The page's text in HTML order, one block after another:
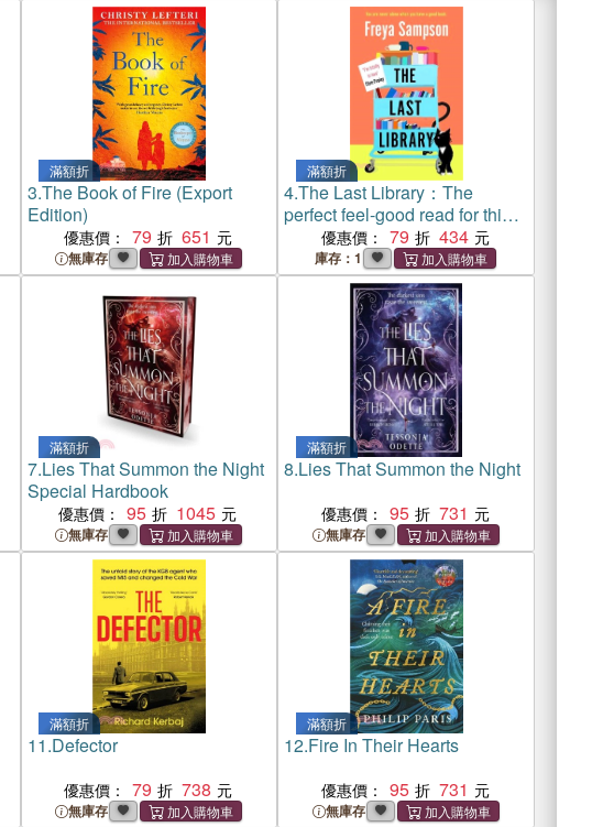
滿額折
3.The Book of Fire (Export
Edition)
優惠價： 79 651
無庫存
滿額折
4.The Last Library：The
perfect feel-good read for this
Christmas
優惠價： 79 434
庫存：1
滿額折
7.Lies That Summon the Night
Special Hardbook
優惠價： 95 1045
無庫存
滿額折
8.Lies That Summon the Night
優惠價： 95 731
無庫存
滿額折
11.Defector
優惠價： 79 738
無庫存
滿額折
12.Fire In Their Hearts
優惠價： 95 731
無庫存